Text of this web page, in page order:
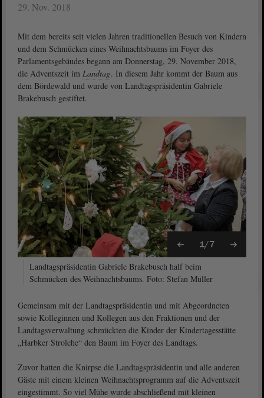
29. Nov. 2018
Mit dem bereits seit vielen Jahren traditionellen Besuch von Kindern
und dem Schmücken eines Weihnachtsbaums im Foyer des
Parlamentsgebäudes begann am Donnerstag, 29. November 2018,
die Adventszeit im Landtag. In diesem Jahr kommt der Baum aus
dem Bördewald und wurde von Landtagspräsidentin Gabriele
Brakebusch gestiftet.
1/7
Landtagspräsidentin Gabriele Brakebusch half beim
Schmücken des Weihnachtsbaums. Foto: Stefan Müller
Gemeinsam mit der Landtagspräsidentin und mit Abgeordneten
sowie Kolleginnen und Kollegen aus den Fraktionen und der
Landtagsverwaltung schmückten die Kinder der Kindertagesstätte
„Harbker Strolche“ den Baum im Foyer des Landtags.
Zuvor hatten die Knirpse die Landtagspräsidentin und alle anderen
Gäste mit einem kleinen Weihnachtsprogramm auf die Adventszeit
eingestimmt. So viel Mühe wurde abschließend mit kleinen